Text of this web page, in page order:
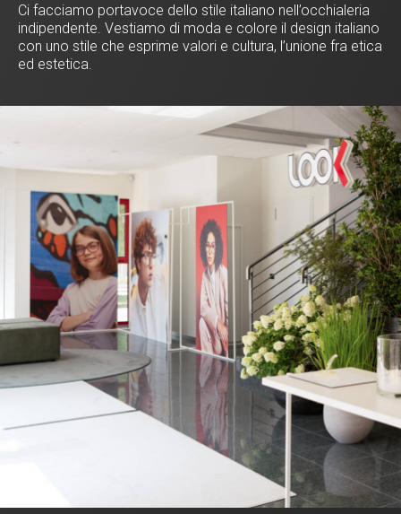
Ci facciamo portavoce dello stile italiano nell’occhialeria
indipendente. Vestiamo di moda e colore il design italiano
con uno stile che esprime valori e cultura, l’unione fra etica
ed estetica.